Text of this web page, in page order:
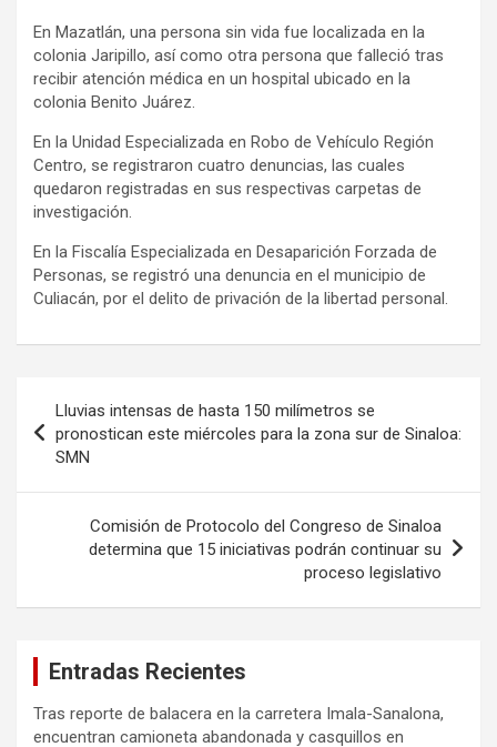
En Mazatlán, una persona sin vida fue localizada en la
colonia Jaripillo, así como otra persona que falleció tras
recibir atención médica en un hospital ubicado en la
colonia Benito Juárez.
En la Unidad Especializada en Robo de Vehículo Región
Centro, se registraron cuatro denuncias, las cuales
quedaron registradas en sus respectivas carpetas de
investigación.
En la Fiscalía Especializada en Desaparición Forzada de
Personas, se registró una denuncia en el municipio de
Culiacán, por el delito de privación de la libertad personal.
de
entradas
Lluvias intensas de hasta 150 milímetros se
pronostican este miércoles para la zona sur de Sinaloa:
SMN
Comisión de Protocolo del Congreso de Sinaloa
determina que 15 iniciativas podrán continuar su
proceso legislativo
Entradas Recientes
Tras reporte de balacera en la carretera Imala-Sanalona,
encuentran camioneta abandonada y casquillos en